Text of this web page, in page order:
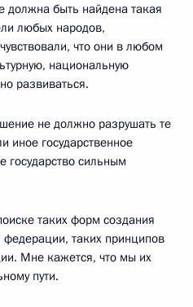
должна быть найдена такая
любых народов,
что они в любом
национальную
развиваться.
не должно разрушать те
иное государственное
государство сильным
таких форм создания
таких принципов
Мне кажется, что мы их
пути.